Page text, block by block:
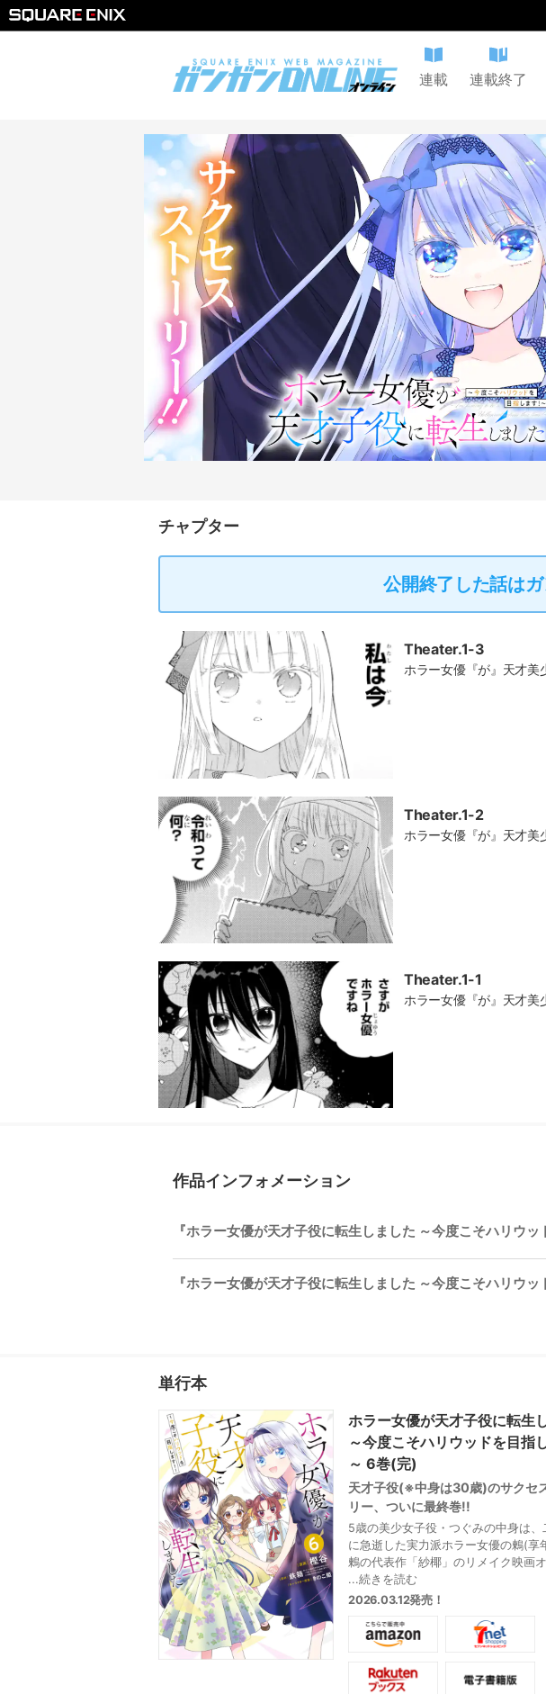
連載 連載終了
チャプター
公開終了した話は
Theater.1-3
ホラー女優『が』天才美
Theater.1-2
ホラー女優『が』天才美
Theater.1-1
ホラー女優『が』天才美
作品インフォメーション
『ホラー女優が天才子役に転生しました ～今度こそハリウ
『ホラー女優が天才子役に転生しました ～今度こそハリウ
単行本
ホラー女優が天才子役に転生
～今度こそハリウッドを目指
～ 6巻(完)
天才子役(※中身は30歳)のサクセ
リー、ついに最終巻!!
5歳の美少女子役・つぐみの中身は、
に急逝した実力派ホラー女優の鶫(享
鶫の代表作「紗椰」のリメイク映画
ョンで、親友・凛と再び向き合うこと
し、第二の鶫を生み出そうとする四条
によって、凛は自分を失い…。そして
なる、鶫の異父妹・千鶴と玲貴のつな
貴への怒りが頂点へと達したつぐみは
武器に、凛を取り戻すことを誓う
...続きを読む
2026.03.12発売！